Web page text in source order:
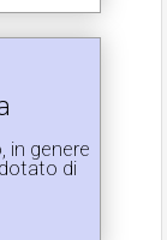
in genere
di